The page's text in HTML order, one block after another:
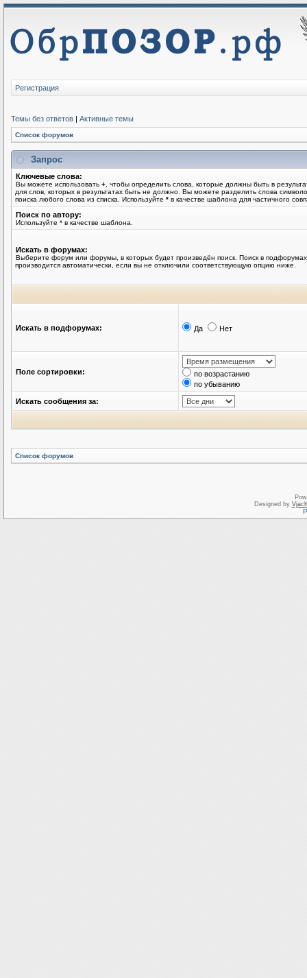
Регистрация
Темы без ответов | Активные темы
Список форумов
Запрос
Ключевые слова:
Вы можете использовать + , чтобы определить слова, которые должны быть в
для слов, которых в результатах быть не должно. Вы можете разделить слова
поиска любого слова из списка. Используйте * в качестве шаблона для частичного
Поиск по автору:
Используйте * в качестве шаблона.
Искать в форумах:
Выберите форум или форумы, в которых будет произведён поиск. Поиск в подфорумах
производится автоматически, если вы не отключили соответствующую опцию ниже.
Искать в подфорумах: Да Нет
Поле сортировки:
по возрастанию
по убыванию
Искать сообщения за:
Список форумов
Designed by